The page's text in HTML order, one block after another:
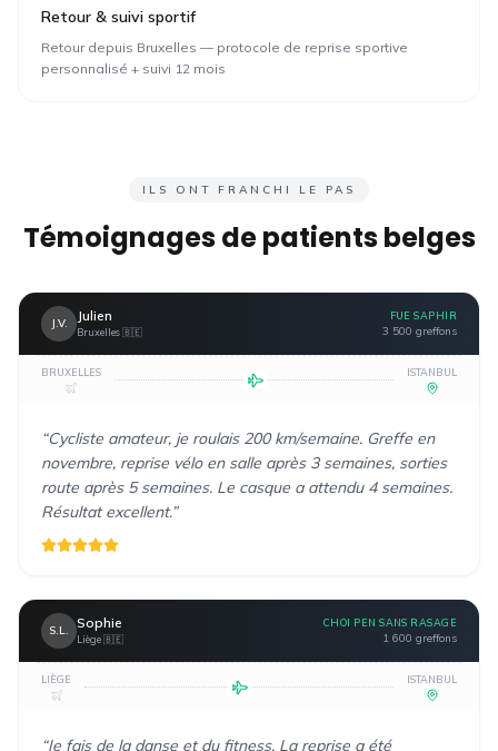
Retour & suivi sportif
Retour depuis Bruxelles — protocole de reprise sportive
personnalisé + suivi 12 mois
ILS ONT FRANCHI LE PAS
Témoignages de patientsbelges
J.V. Julien
Bruxelles 🇧🇪
FUE SAPHIR
3 500 greffons
BRUXELLES ISTANBUL
“Cycliste amateur, je roulais 200 km/semaine. Greffe en
novembre, reprise vélo en salle après 3 semaines, sorties
route après 5 semaines. Le casque a attendu 4 semaines.
Résultat excellent.”
S.L. Sophie
Liège 🇧🇪
CHOI PEN SANS RASAGE
1 600 greffons
LIÈGE ISTANBUL
“Je fais de la danse et du fitness. La reprise a été